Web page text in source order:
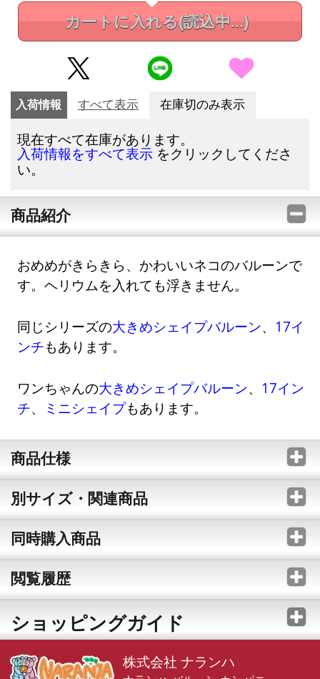
カートに入れる(読込中...)
入荷情報 すべて表示 在庫切のみ表示
現在すべて在庫があります。
入荷情報をすべて表示 をクリックしてくださ
い。
商品紹介
おめめがきらきら、かわいいネコのバルーンで
す。ヘリウムを入れても浮きません。
同じシリーズの大きめシェイプバルーン、 17イ
ンチもあります。
ワンちゃんの大きめシェイプバルーン、 17イン
チ、 ミニシェイプもあります。
商品仕様
別サイズ・関連商品
同時購入商品
閲覧履歴
ショッピングガイド
株式会社 ナランハ